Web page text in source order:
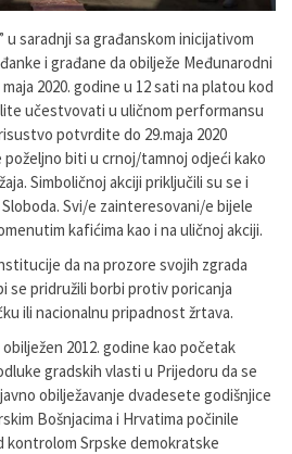
saradnji sa građanskom inicijativom
i građane da obilježe Međunarodni
2020. godine u 12 sati na platou kod
učestvovati u uličnom performansu
potvrdite do 29.maja 2020
poželjno biti u crnoj/tamnoj odjeći kako
Simboličnoj akciji priključili su se i
Svi/e zainteresovani/e bijele
kafićima kao i na uličnoj akciji.
da na prozore svojih zgrada
se pridružili borbi protiv poricanja
ili nacionalnu pripadnost žrtava.
2012. godine kao početak
gradskih vlasti u Prijedoru da se
obilježavanje dvadesete godišnjice
Bošnjacima i Hrvatima počinile
kontrolom Srpske demokratske